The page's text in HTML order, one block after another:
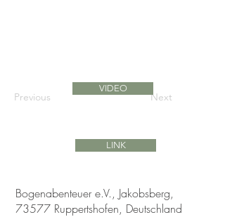
Previous Next
VIDEO
LINK
Bogenabenteuer e.V., Jakobsberg,
73577 Ruppertshofen, Deutschland